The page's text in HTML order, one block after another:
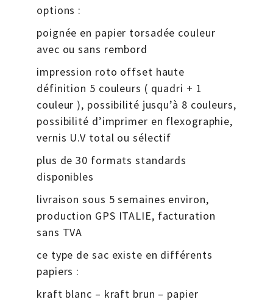
options :
poignée en papier torsadée couleur
avec ou sans rembord
impression roto offset haute
définition 5 couleurs ( quadri + 1
couleur ), possibilité jusqu’à 8 couleurs,
possibilité d’imprimer en flexographie,
vernis U.V total ou sélectif
plus de 30 formats standards
disponibles
livraison sous 5 semaines environ,
production GPS ITALIE, facturation
sans TVA
ce type de sac existe en différents
papiers :
kraft blanc – kraft brun – papier